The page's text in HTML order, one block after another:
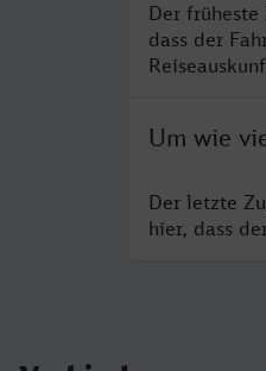
Der
dass der
Um wie
Der letzte
hier, dass